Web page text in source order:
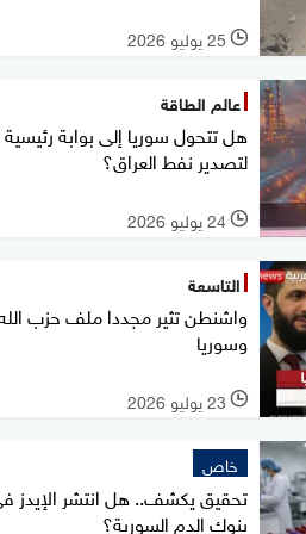
l 25 يوليو 2026
عالم الطاقة
هل تتحول سوريا إلى بوابة رئيسية
لتصدير نفط العراق؟
l 24 يوليو 2026
التاسعة
واشنطن تثير مجددا ملف حزب
وسوريا
l 23 يوليو 2026
خاص
تحقيق يكشف.. هل انتشر الإيدز
بنوك الدم السورية؟